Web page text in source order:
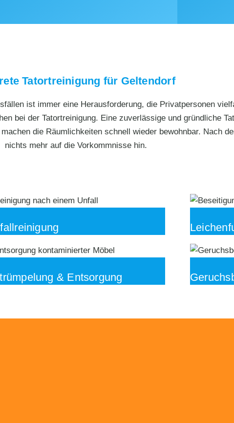
Tatortreinigung für Geltendorf
ist immer eine Herausforderung, die Privatpersonen
bei der Tatortreinigung. Eine zuverlässige und gründliche
die Räumlichkeiten schnell wieder bewohnbar. Nach
nichts mehr auf die Vorkommnisse hin.
& Entsorgung